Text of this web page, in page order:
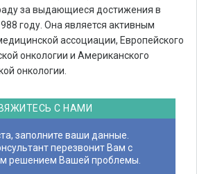
за выдающиеся достижения в
году. Она является активным
ассоциации, Европейского
онкологии и Американского
онкологии.
С НАМИ
заполните ваши данные.
перезвонит Вам с
решением Вашей проблемы.